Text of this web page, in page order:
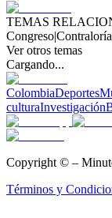
TEMAS
Congreso|Contraloría
Ver otros temas
Cargando...
ColombiaDeportes
culturaInvestigación
Copyright © –
Términos y